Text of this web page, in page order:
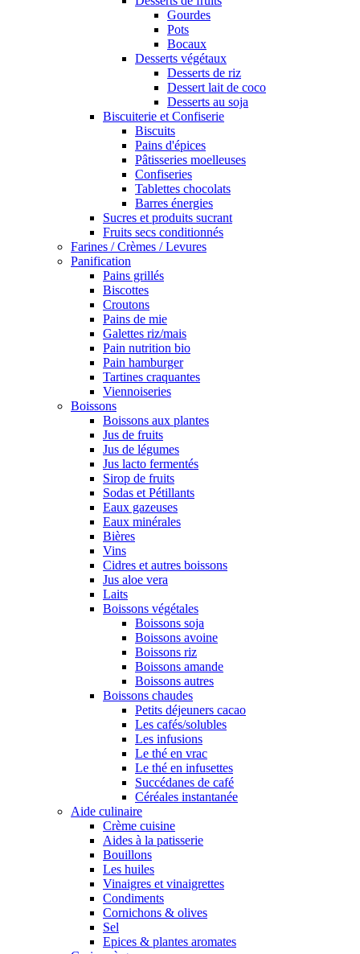
Gourdes
Pots
Bocaux
Desserts végétaux
Desserts de riz
Dessert lait de coco
Desserts au soja
Biscuiterie et Confiserie
Biscuits
Pains d'épices
Pâtisseries moelleuses
Confiseries
Tablettes chocolats
Barres énergies
Sucres et produits sucrant
Fruits secs conditionnés
Farines / Crèmes / Levures
Panification
Pains grillés
Biscottes
Croutons
Pains de mie
Galettes riz/mais
Pain nutrition bio
Pain hamburger
Tartines craquantes
Viennoiseries
Boissons
Boissons aux plantes
Jus de fruits
Jus de légumes
Jus lacto fermentés
Sirop de fruits
Sodas et Pétillants
Eaux gazeuses
Eaux minérales
Bières
Vins
Cidres et autres boissons
Jus aloe vera
Laits
Boissons végétales
Boissons soja
Boissons avoine
Boissons riz
Boissons amande
Boissons autres
Boissons chaudes
Petits déjeuners cacao
Les cafés/solubles
Les infusions
Le thé en vrac
Le thé en infusettes
Succédanes de café
Céréales instantanée
Aide culinaire
Crème cuisine
Aides à la patisserie
Bouillons
Les huiles
Vinaigres et vinaigrettes
Condiments
Cornichons & olives
Sel
Epices & plantes aromates